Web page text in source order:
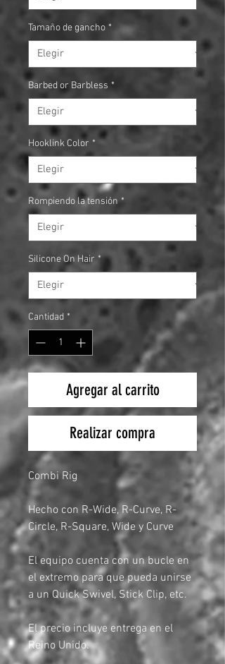
Tamaño de gancho *
Barbed or Barbless *
Hooklink Color *
Rompiendo la tensión *
Silicone On Hair *
Cantidad *
Agregar al carrito
Realizar compra
Combi Rig
Hecho con R-Wide, R-Curve, R-
Circle, R-Square, Wide y Curve
El equipo cuenta con un bucle en
el extremo para que pueda unirse
a un Quick Swivel, Stick Clip, etc.
El precio incluye entrega en el
Reino Unido.